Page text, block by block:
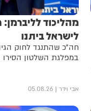
מהליכוד
לישראל ביתנו
חה"כ שהתנגד לחוק
במפלגת השלטון הסירו
אבי וידר 05.08.26